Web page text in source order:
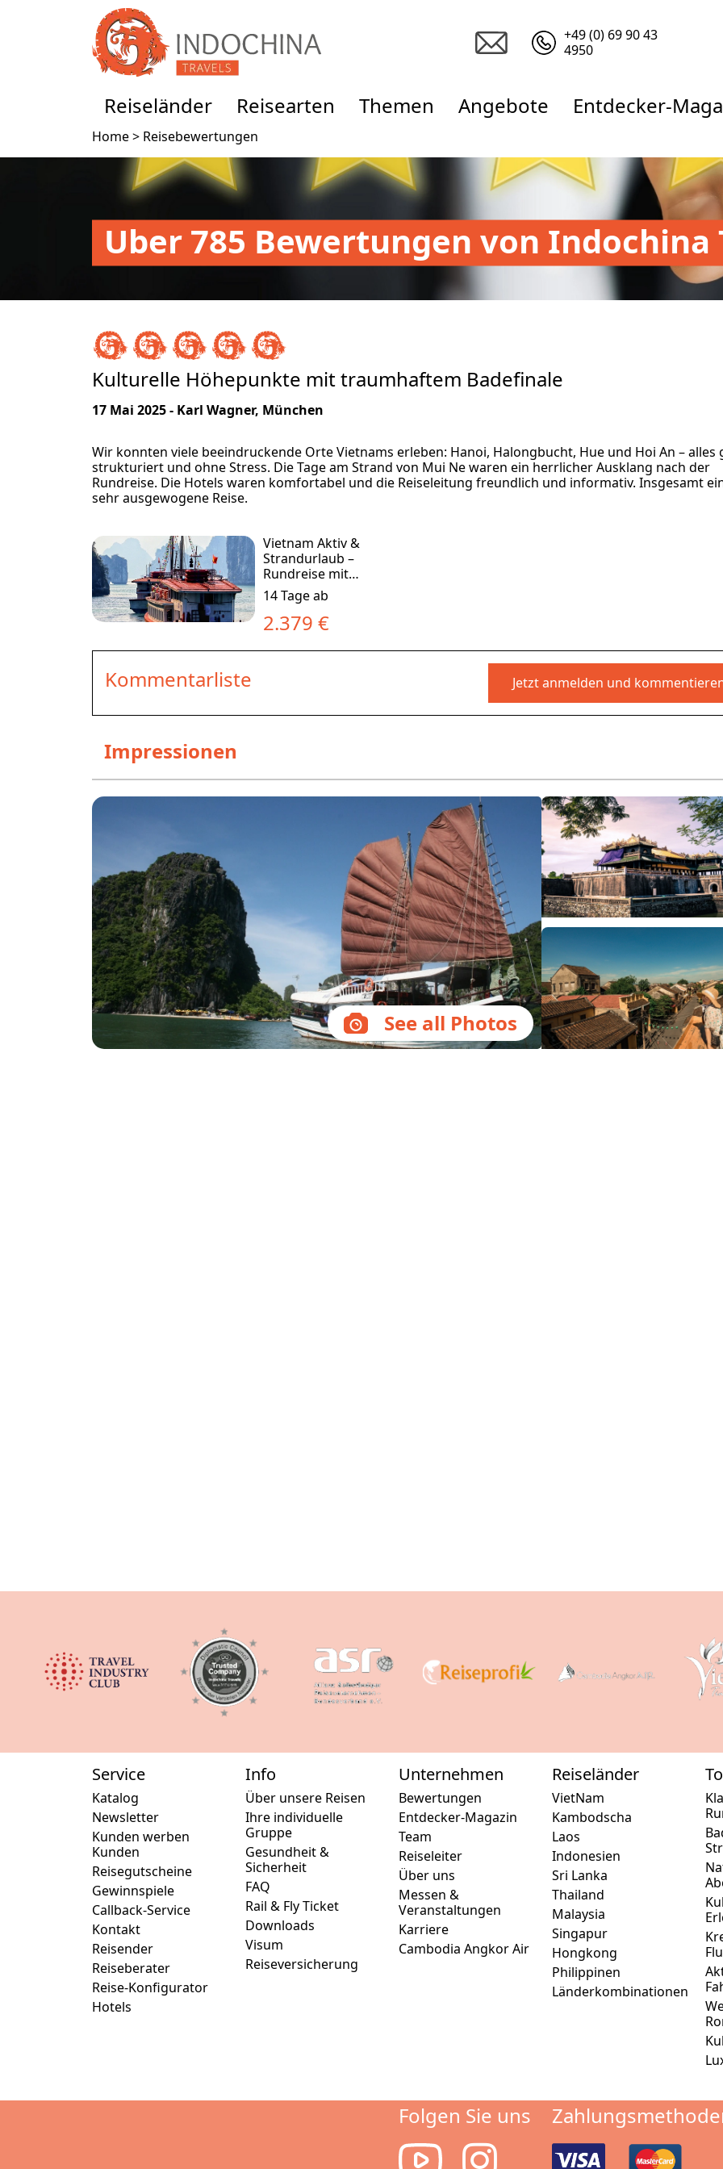
+49 (0) 69 90 43
4950
Reiseländer Reisearten Themen Angebote Entdecker-
Home > Reisebewertungen
Uber 785 Bewertungen von Indochina
Kulturelle Höhepunkte mit traumhaftem Badefinale
17 Mai 2025 - Karl Wagner, München
Wir konnten viele beeindruckende Orte Vietnams erleben: Hanoi, Halongbucht, Hue und Hoi An – alles
strukturiert und ohne Stress. Die Tage am Strand von Mui Ne waren ein herrlicher Ausklang nach der
Rundreise. Die Hotels waren komfortabel und die Reiseleitung freundlich und informativ. Insgesamt
sehr ausgewogene Reise.
Vietnam Aktiv &
Strandurlaub –
Rundreise mit
Badeaufenthalt in Mui
Ne
14 Tage ab
2.379 €
Kommentarliste Jetzt anmelden und
Impressionen
See all Photos
Service
Katalog
Newsletter
Kunden werben
Kunden
Reisegutscheine
Gewinnspiele
Callback-Service
Kontakt
Reisender
Reiseberater
Reise-Konfigurator
Hotels
Info
Über unsere Reisen
Ihre individuelle
Gruppe
Gesundheit &
Sicherheit
FAQ
Rail & Fly Ticket
Downloads
Visum
Reiseversicherung
Unternehmen
Bewertungen
Entdecker-Magazin
Team
Reiseleiter
Über uns
Messen &
Veranstaltungen
Karriere
Cambodia Angkor Air
Reiseländer
VietNam
Kambodscha
Laos
Indonesien
Sri Lanka
Thailand
Malaysia
Singapur
Hongkong
Philippinen
Länderkombinationen
Folgen Sie uns